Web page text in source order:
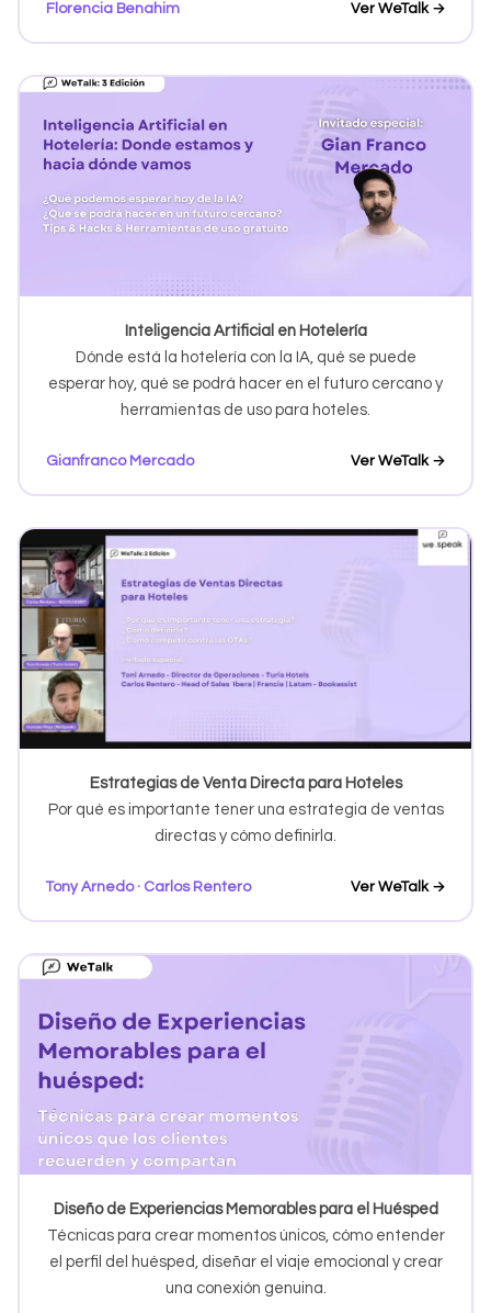
Florencia Benahim Ver WeTalk →
Inteligencia Artificial en Hotelería
Dónde está la hotelería con la IA, qué se puede
esperar hoy, qué se podrá hacer en el futuro cercano y
herramientas de uso para hoteles.
Gianfranco Mercado Ver WeTalk →
Estrategias de Venta Directa para Hoteles
Por qué es importante tener una estrategia de ventas
directas y cómo definirla.
Tony Arnedo · Carlos Rentero Ver WeTalk →
Diseño de Experiencias Memorables para el Huésped
Técnicas para crear momentos únicos, cómo entender
el perfil del huésped, diseñar el viaje emocional y crear
una conexión genuina.